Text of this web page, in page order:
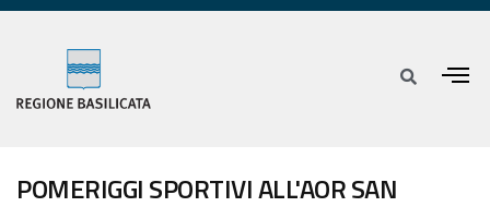
POMERIGGI SPORTIVI ALL'AOR SAN